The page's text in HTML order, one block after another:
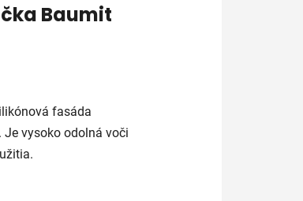
Baumit
fasáda
vysoko odolná voči